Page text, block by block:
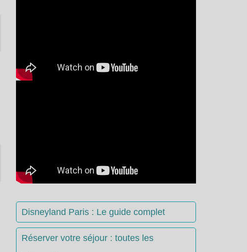
Disneyland Paris : Le guide complet
Réserver votre séjour : toutes les